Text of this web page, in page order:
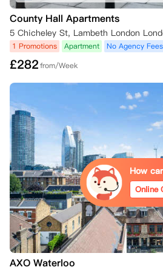
3) 您同意在替代租户入住日期前一段合理
代租户入住日期前一周，或公寓方另行通知
County Hall Apartments
5 Chicheley St, Lambeth London
1 Promotions Apartment No Agency Fees
£282from/Week
AXO Waterloo
How
Online